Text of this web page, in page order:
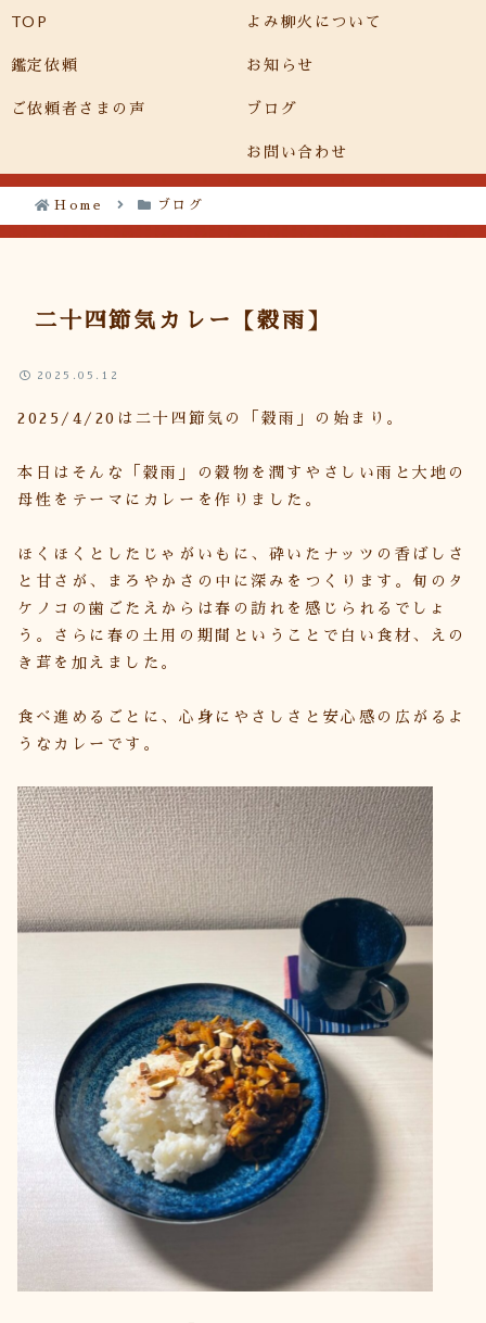
TOP よみ柳火について
鑑定依頼 お知らせ
ご依頼者さまの声 ブログ
お問い合わせ
Home ブログ
二十四節気カレー【穀雨】
2025.05.12
2025/4/20は二十四節気の「穀雨」の始まり。
本日はそんな「穀雨」の穀物を潤すやさしい雨と大地の
母性をテーマにカレーを作りました。
ほくほくとしたじゃがいもに、砕いたナッツの香ばしさ
と甘さが、まろやかさの中に深みをつくります。旬のタ
ケノコの歯ごたえからは春の訪れを感じられるでしょ
う。さらに春の土用の期間ということで白い食材、えの
き茸を加えました。
食べ進めるごとに、心身にやさしさと安心感の広がるよ
うなカレーです。